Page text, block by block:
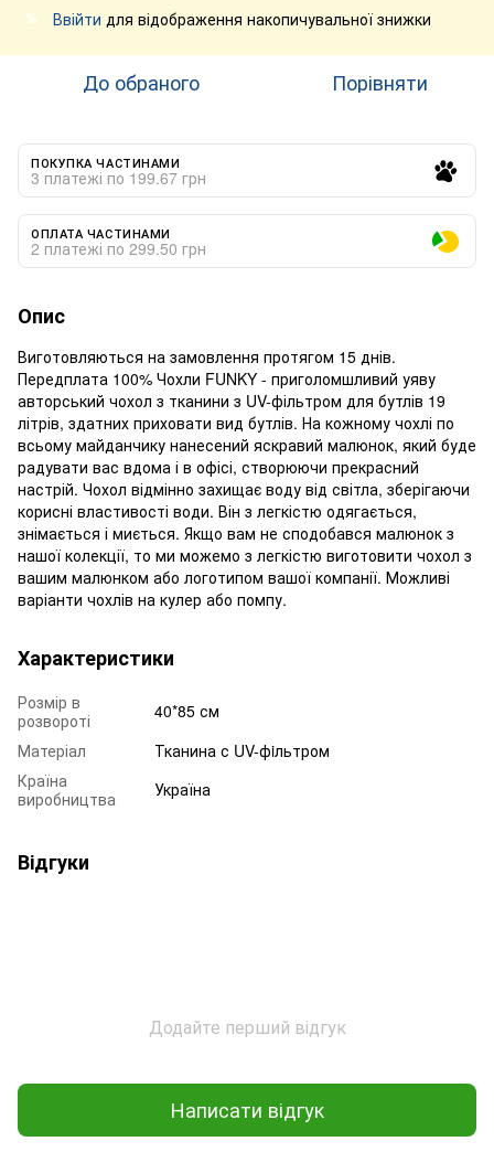
% Ввійти для відображення накопичувальної знижки
До обраного Порівняти
ПОКУПКА ЧАСТИНАМИ
3 платежі по 199.67 грн
ОПЛАТА ЧАСТИНАМИ
2 платежі по 299.50 грн
Опис
Виготовляються на замовлення протягом 15 днів.
Передплата 100% Чохли FUNKY - приголомшливий уяву
авторський чохол з тканини з UV-фільтром для бутлів 19
літрів, здатних приховати вид бутлів. На кожному чохлі по
всьому майданчику нанесений яскравий малюнок, який буде
радувати вас вдома і в офісі, створюючи прекрасний
настрій. Чохол відмінно захищає воду від світла, зберігаючи
корисні властивості води. Він з легкістю одягається,
знімається і миється. Якщо вам не сподобався малюнок з
нашої колекції, то ми можемо з легкістю виготовити чохол з
вашим малюнком або логотипом вашої компанії. Можливі
варіанти чохлів на кулер або помпу.
Характеристики
Розмір в
розвороті
40*85 см
Матеріал
Тканина с UV-фiльтром
Країна
виробництва
Україна
Відгуки
Додайте перший відгук
Написати відгук